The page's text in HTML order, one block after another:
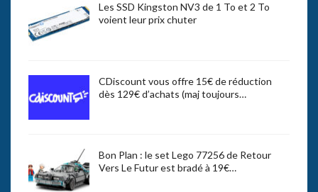
Les SSD Kingston NV3 de 1 To et 2 To
voient leur prix chuter
CDiscount vous offre 15€ de réduction
dès 129€ d’achats (maj toujours…
Bon Plan : le set Lego 77256 de Retour
Vers Le Futur est bradé à 19€…